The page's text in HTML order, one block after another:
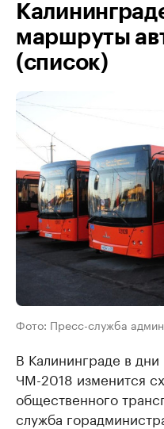
маршруты
(список)
Фото: Пресс-служба
В Калининграде в
ЧМ-2018 изменится
общественного
служба